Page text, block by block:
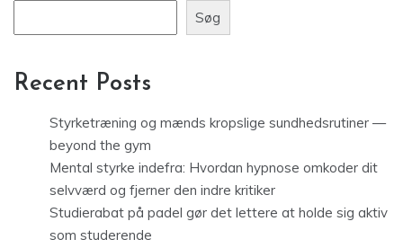
Søg
Recent Posts
Styrketræning og mænds kropslige sundhedsrutiner —
beyond the gym
Mental styrke indefra: Hvordan hypnose omkoder dit
selvværd og fjerner den indre kritiker
Studierabat på padel gør det lettere at holde sig aktiv
som studerende